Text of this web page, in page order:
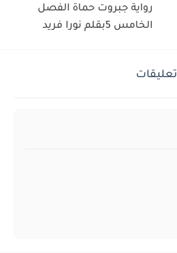
رواية جبروت حماة الفصل
الخامس 5بقلم نورا فريد
تعليقات